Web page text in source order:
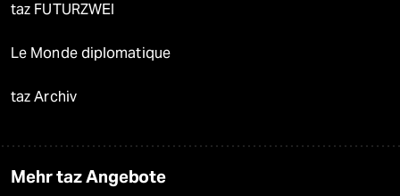
taz FUTURZWEI
Le Monde diplomatique
taz Archiv
Mehr taz Angebote